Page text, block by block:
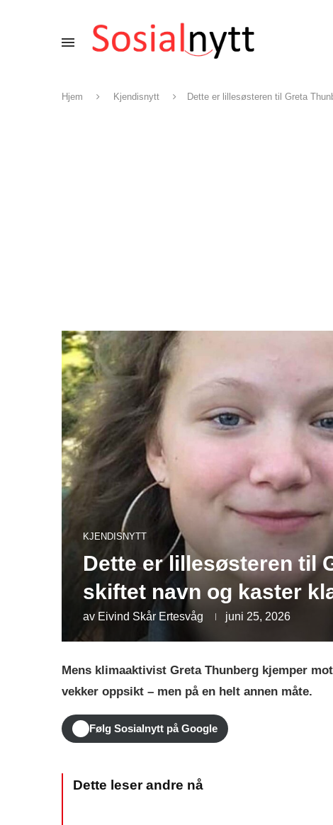
Hjem Kjendisnytt Dette er lillesøsteren til Greta
KJENDISNYTT
Dette er lillesøsteren til
skiftet navn og kaster
av Eivind Skår Ertesvåg juni 25, 2026
Mens klimaaktivist Greta Thunberg kjemper
vekker oppsikt – men på en helt annen måte.
Følg Sosialnytt på Google